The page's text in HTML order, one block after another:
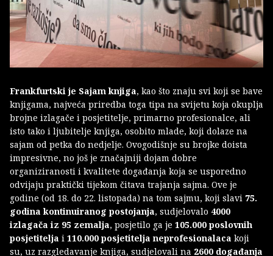
Frankfurtski je Sajam knjiga, kao što znaju svi koji se bave
knjigama, najveća priredba toga tipa na svijetu koja okuplja
brojne izlagače i posjetitelje, primarno profesionalce, ali
isto tako i ljubitelje knjiga, osobito mlade, koji dolaze na
sajam od petka do nedjelje. Ovogodišnje su brojke doista
impresivne, no još je značajniji dojam dobre
organiziranosti i kvalitete događanja koja se usporedno
odvijaju praktički tijekom čitava trajanja sajma. Ove je
godine (od 18. do 22. listopada) na tom sajmu, koji slavi 75.
godina kontinuiranog postojanja, sudjelovalo 4000
izlagača iz 95 zemalja, posjetilo ga je 105.000 poslovnih
posjetitelja i 110.000 posjetitelja neprofesionalaca koji
su, uz razgledavanje knjiga, sudjelovali na 2600 događanja